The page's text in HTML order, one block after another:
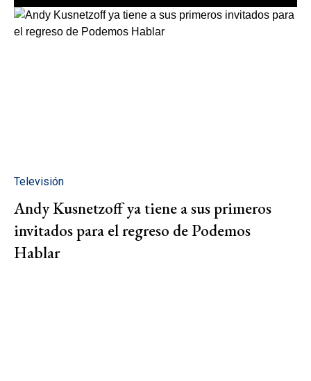
Televisión
Andy Kusnetzoff ya tiene a sus primeros
invitados para el regreso de Podemos
Hablar